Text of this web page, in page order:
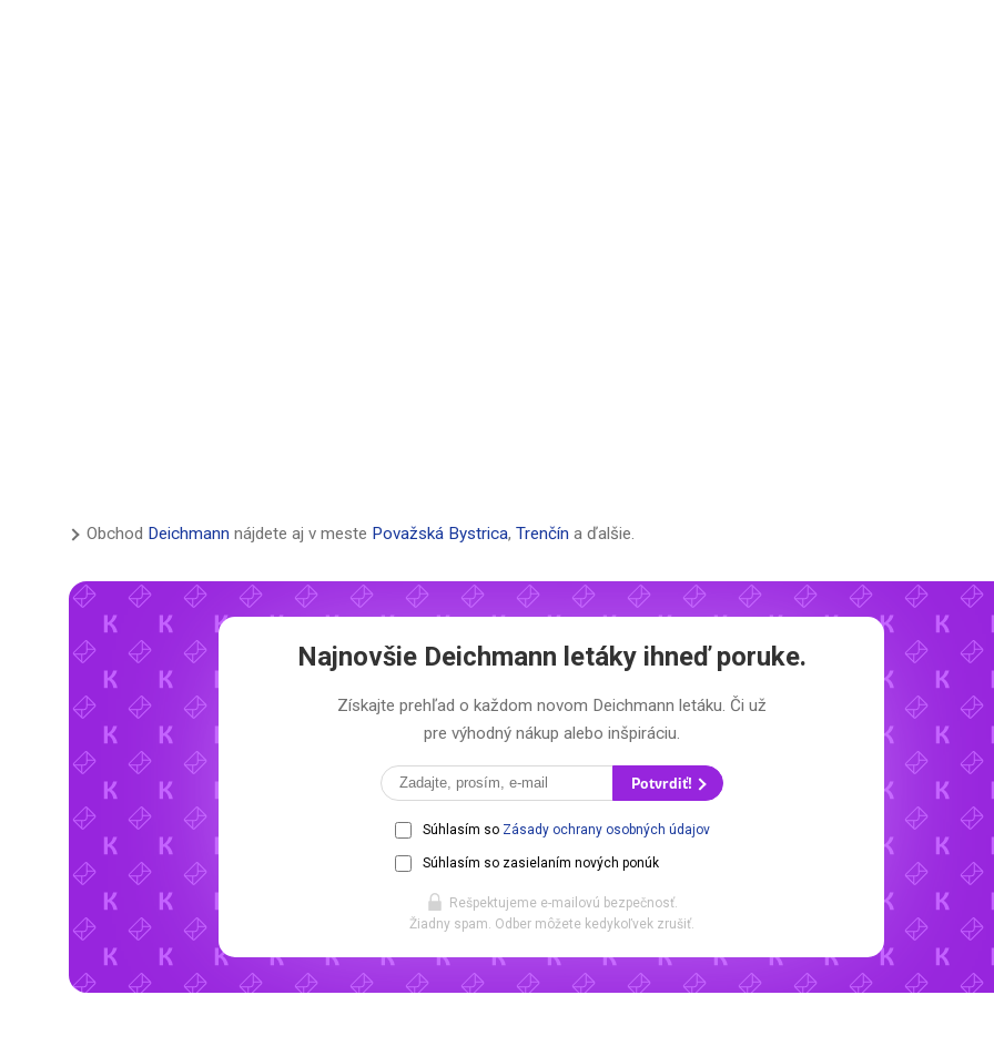
Obchod Deichmann nájdete aj v meste Považská Bystrica, Trenčín a ďalšie.
Najnovšie Deichmann letákyihneď poruke.
Získajte prehľad o každom novom Deichmann letáku. Či už
pre výhodný nákup alebo inšpiráciu.
Potvrdiť!
Súhlasím so Zásady ochrany osobných údajov
Súhlasím so zasielaním nových ponúk
Rešpektujeme e-mailovú bezpečnosť.
Žiadny spam. Odber môžete kedykoľvek zrušiť.